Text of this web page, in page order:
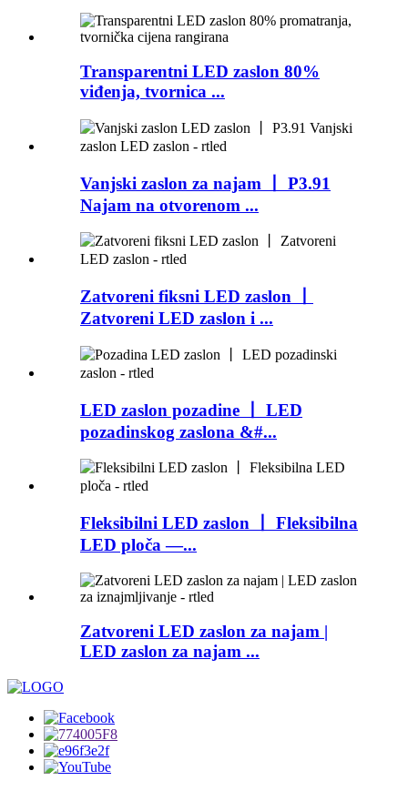
Transparentni LED zaslon 80%
viđenja, tvornica ...
Vanjski zaslon za najam 丨 P3.91
Najam na otvorenom ...
Zatvoreni fiksni LED zaslon 丨
Zatvoreni LED zaslon i ...
LED zaslon pozadine 丨 LED
pozadinskog zaslona &#...
Fleksibilni LED zaslon 丨 Fleksibilna
LED ploča —...
Zatvoreni LED zaslon za najam |
LED zaslon za najam ...